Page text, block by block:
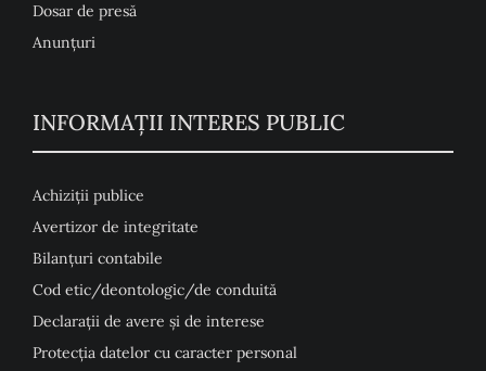
Dosar de presă
Anunţuri
INFORMAȚII INTERES PUBLIC
Achiziții publice
Avertizor de integritate
Bilanțuri contabile
Cod etic/deontologic/de conduită
Declarații de avere și de interese
Protecția datelor cu caracter personal